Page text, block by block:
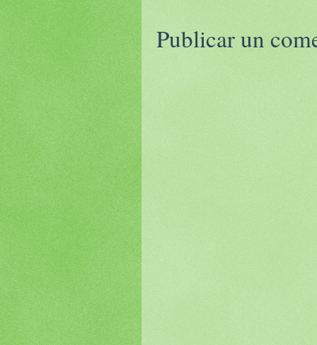
Publicar un